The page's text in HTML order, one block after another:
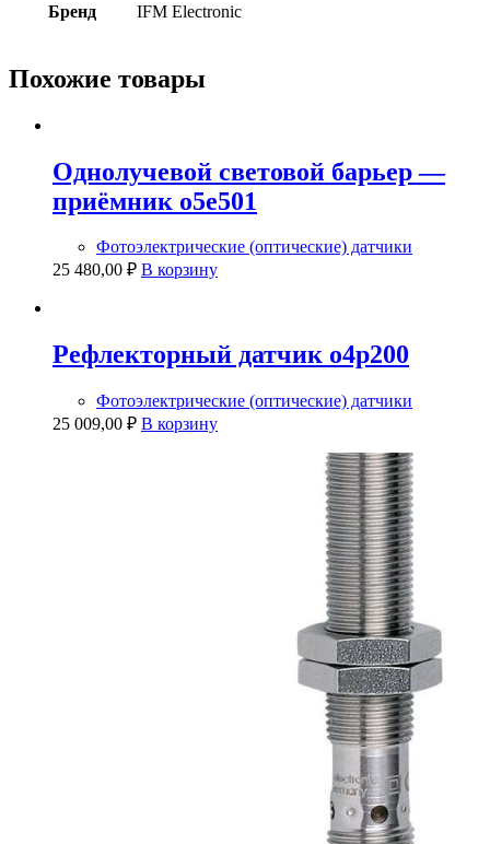
Бренд IFM Electronic
Похожие товары
Однолучевой световой барьер —
приёмник o5e501
Фотоэлектрические (оптические) датчики
25 480,00 ₽ В корзину
Рефлекторный датчик o4p200
Фотоэлектрические (оптические) датчики
25 009,00 ₽ В корзину